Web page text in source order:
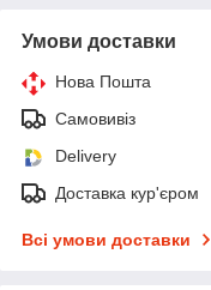
Умови доставки
Нова Пошта
Самовивіз
Delivery
Доставка кур'єром
Всі умови доставки